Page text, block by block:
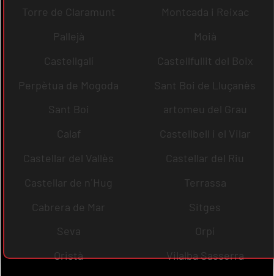
Torre de Claramunt
Montcada i Reixac
Pallejà
Moià
Castellgalí
Castellfullit del Boix
Perpètua de Mogoda
Sant Boi de Lluçanès
Sant Boi
artomeu del Grau
Calaf
Castellbell i el Vilar
Castellar del Vallès
Castellar del Riu
Castellar de n´Hug
Terrassa
Cabrera de Mar
Sitges
Seva
Orpí
Oristà
Vilalba Sasserra